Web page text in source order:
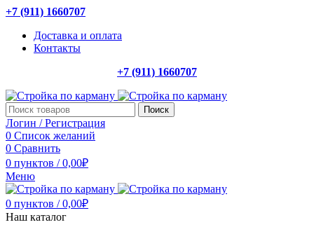
+7 (911) 1660707
Доставка и оплата
Контакты
+7 (911) 1660707
Поиск
Логин / Регистрация
0 Список желаний
0 Сравнить
0 пунктов / 0,00₽
Меню
0 пунктов / 0,00₽
Наш каталог